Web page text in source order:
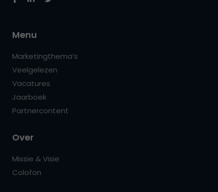
Menu
Marketingthema’s
Veelgelezen
Vacatures
Jaarboek
Partnercontent
Over
Missie & Visie
Colofon